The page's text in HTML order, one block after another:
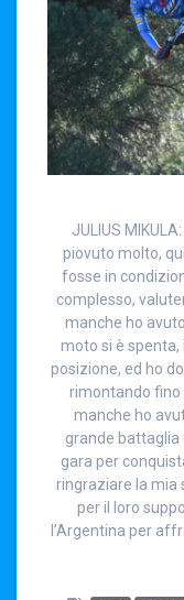
JULIUS
piovuto molto,
fosse in
complesso,
manche ho
moto si è
posizione, ed ho
rimontando fino
manche ho
grande battaglia
gara per
ringraziare la mia
per il loro
l’Argentina per